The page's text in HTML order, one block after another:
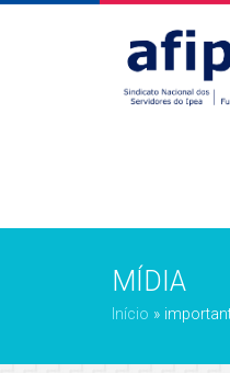
MÍDIA
Início »